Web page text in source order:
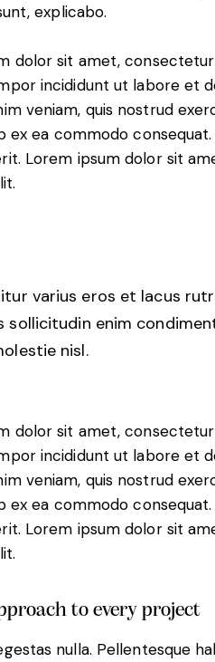
explicabo.
dolor sit amet,
incididunt ut labore et
veniam, quis nostrud
ex ea commodo
Lorem ipsum dolor sit
varius eros et lacus
sollicitudin enim
nisl.
dolor sit amet,
incididunt ut labore et
veniam, quis nostrud
ex ea commodo
Lorem ipsum dolor sit
to every project
nulla. Pellentesque